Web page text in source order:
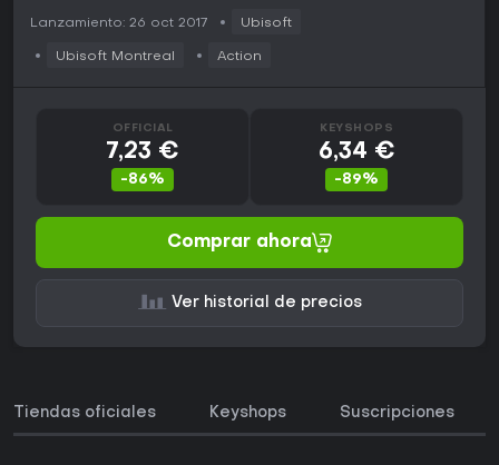
Lanzamiento: 26 oct 2017 Ubisoft
Ubisoft Montreal Action
OFFICIAL
7,23 €
-86%
KEYSHOPS
6,34 €
-89%
Comprar ahora
Ver historial de precios
Tiendas oficiales Keyshops Suscripciones